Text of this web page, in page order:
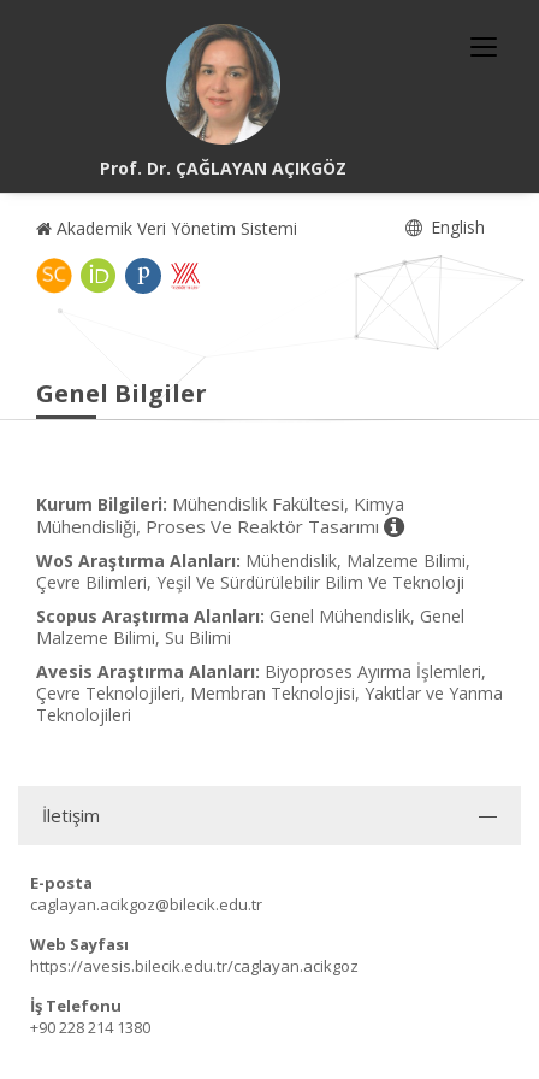
Prof. Dr. ÇAĞLAYAN AÇIKGÖZ
Akademik Veri Yönetim Sistemi English
Genel Bilgiler
Kurum Bilgileri: Mühendislik Fakültesi, Kimya
Mühendisliği, Proses Ve Reaktör Tasarımı
WoS Araştırma Alanları: Mühendislik, Malzeme Bilimi,
Çevre Bilimleri, Yeşil Ve Sürdürülebilir Bilim Ve Teknoloji
Scopus Araştırma Alanları: Genel Mühendislik, Genel
Malzeme Bilimi, Su Bilimi
Avesis Araştırma Alanları: Biyoproses Ayırma İşlemleri,
Çevre Teknolojileri, Membran Teknolojisi, Yakıtlar ve Yanma
Teknolojileri
İletişim
E-posta
caglayan.acikgoz@bilecik.edu.tr
Web Sayfası
https://avesis.bilecik.edu.tr/caglayan.acikgoz
İş Telefonu
+90 228 214 1380